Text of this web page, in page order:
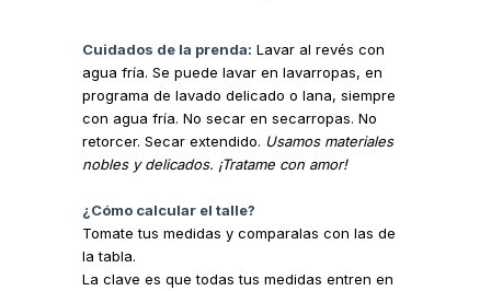
Cuidados de la prenda: Lavar al revés con
agua fría. Se puede lavar en lavarropas, en
programa de lavado delicado o lana, siempre
con agua fría. No secar en secarropas. No
retorcer. Secar extendido. Usamos materiales
nobles y delicados. ¡Tratame con amor!
¿Cómo calcular el talle?
Tomate tus medidas y comparalas con las de
la tabla.
La clave es que todas tus medidas entren en